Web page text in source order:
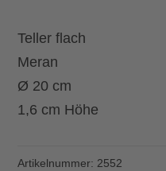
Teller flach
Meran
Ø 20 cm
1,6 cm Höhe
Artikelnummer: 2552